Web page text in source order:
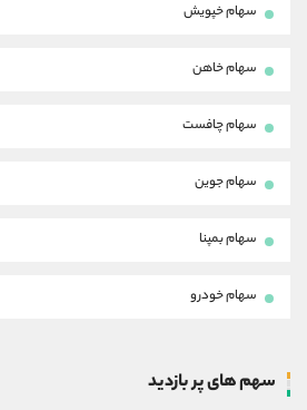
سهام خپویش
سهام خاهن
سهام چافست
سهام جوین
سهام بمپنا
سهام خودرو
سهم های پر بازدید